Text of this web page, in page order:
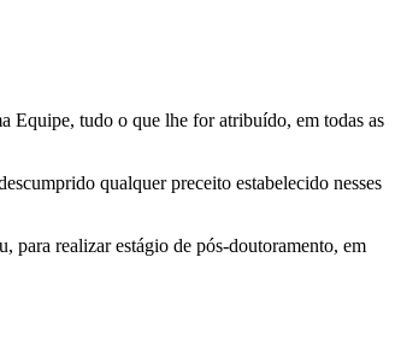
Equipe, tudo o que lhe for atribuído, em todas as
qualquer preceito estabelecido nesses
para realizar estágio de pós-doutoramento, em